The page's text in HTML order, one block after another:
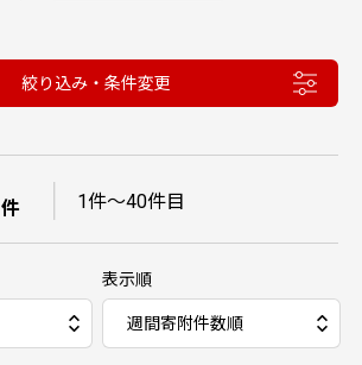
絞り込み・条件変更
件 1件〜40件目
表示順